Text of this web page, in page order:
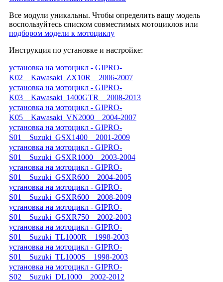
Все модули уникальны. Чтобы определить вашу модель
воспользуйтесь списком совместимых мотоциклов или
подбором модели к мотоциклу
Инструкция по установке и настройке:
установка на мотоцикл - GIPRO-
K02__Kawasaki_ZX10R__2006-2007
установка на мотоцикл - GIPRO-
K03__Kawasaki_1400GTR__2008-2013
установка на мотоцикл - GIPRO-
K05__Kawasaki_VN2000__2004-2007
установка на мотоцикл - GIPRO-
S01__Suzuki_GSX1400__2001-2009
установка на мотоцикл - GIPRO-
S01__Suzuki_GSXR1000__2003-2004
установка на мотоцикл - GIPRO-
S01__Suzuki_GSXR600__2004-2005
установка на мотоцикл - GIPRO-
S01__Suzuki_GSXR600__2008-2009
установка на мотоцикл - GIPRO-
S01__Suzuki_GSXR750__2002-2003
установка на мотоцикл - GIPRO-
S01__Suzuki_TL1000R__1998-2003
установка на мотоцикл - GIPRO-
S01__Suzuki_TL1000S__1998-2003
установка на мотоцикл - GIPRO-
S02__Suzuki_DL1000__2002-2012